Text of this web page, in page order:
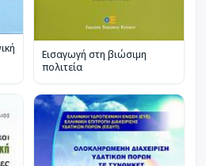
Εισαγωγή στη βιώσιμη
πολιτεία